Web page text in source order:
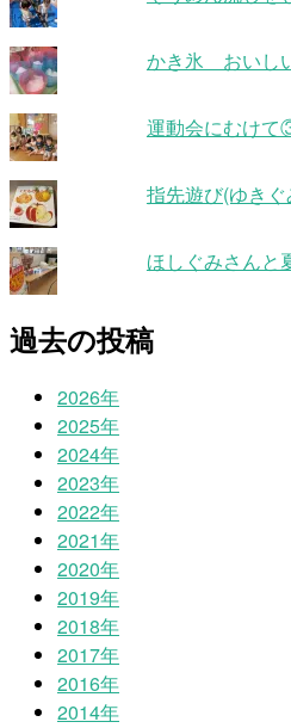
かき氷 おいし
運動会にむけて
指先遊び(ゆきぐ
ほしぐみさんと
過去の投稿
2026年
2025年
2024年
2023年
2022年
2021年
2020年
2019年
2018年
2017年
2016年
2014年